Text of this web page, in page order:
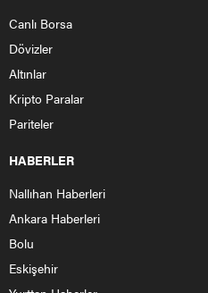
Canlı Borsa
Dövizler
Altınlar
Kripto Paralar
Pariteler
HABERLER
Nallıhan Haberleri
Ankara Haberleri
Bolu
Eskişehir